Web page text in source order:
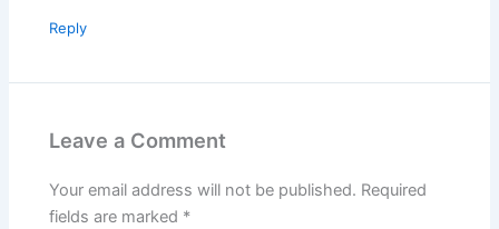
Reply
Leave a Comment
Your email address will not be published. Required
fields are marked *